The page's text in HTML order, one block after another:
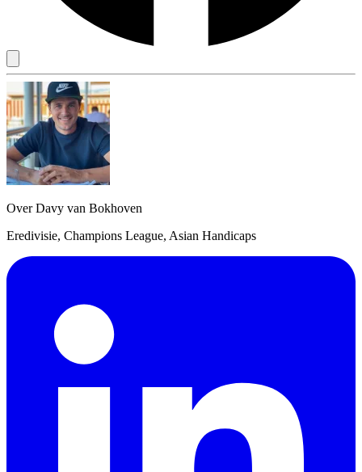
Over Davy van Bokhoven
Eredivisie, Champions League, Asian Handicaps